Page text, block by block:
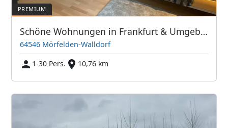
Schöne Wohnungen in Frankfurt & Umgebung - PIM APARTMENTS
64546 Mörfelden-Walldorf
1-30 Pers.
10,76 km